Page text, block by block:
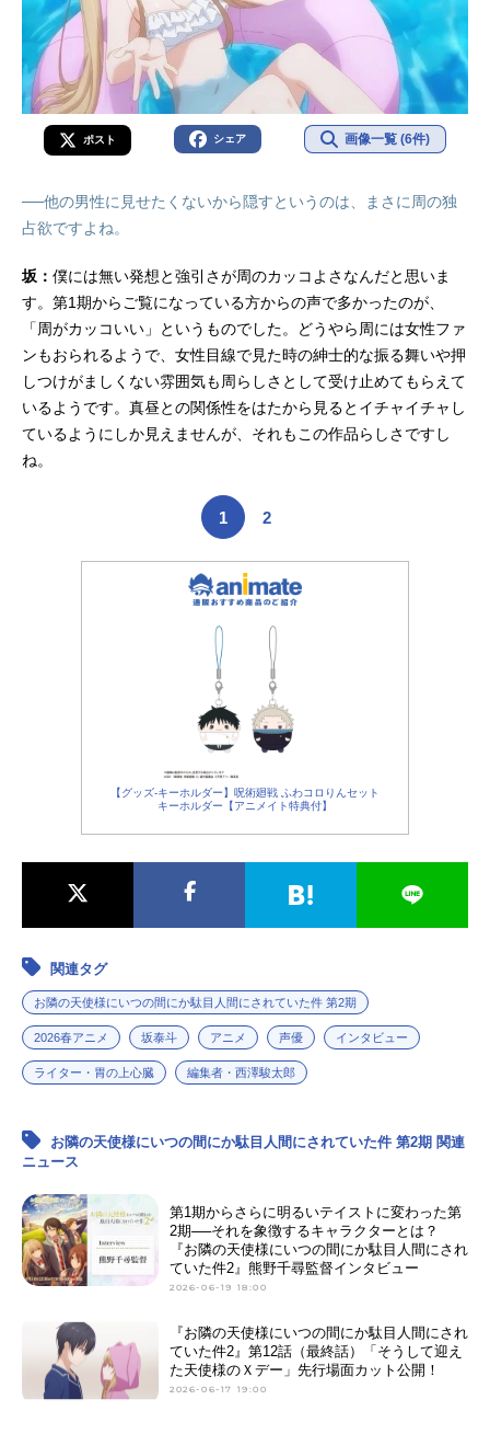
ポスト シェア 画像一覧 (6件)
──他の男性に見せたくないから隠すというのは、まさに周の独
占欲ですよね。
坂： 僕には無い発想と強引さが周のカッコよさなんだと思いま
す。第1期からご覧になっている方からの声で多かったのが、
「周がカッコいい」というものでした。どうやら周には女性ファ
ンもおられるようで、女性目線で見た時の紳士的な振る舞いや押
しつけがましくない雰囲気も周らしさとして受け止めてもらえて
いるようです。真昼との関係性をはたから見るとイチャイチャし
ているようにしか見えませんが、それもこの作品らしさですし
ね。
1 2
【グッズ-キーホルダー】呪術廻戦 ふわコロりんセット
キーホルダー【アニメイト特典付】
関連タグ
お隣の天使様にいつの間にか駄目人間にされていた件 第2期
2026春アニメ 坂泰斗 アニメ 声優 インタビュー
ライター・胃の上心臓 編集者・西澤駿太郎
お隣の天使様にいつの間にか駄目人間にされていた件 第2期 関連
ニュース
第1期からさらに明るいテイストに変わった第
2期──それを象徴するキャラクターとは？
『お隣の天使様にいつの間にか駄目人間にされ
ていた件2』熊野千尋監督インタビュー
2026-06-19 18:00
『お隣の天使様にいつの間にか駄目人間にされ
ていた件2』第12話（最終話）「そうして迎え
た天使様のＸデー」先行場面カット公開！
2026-06-17 19:00